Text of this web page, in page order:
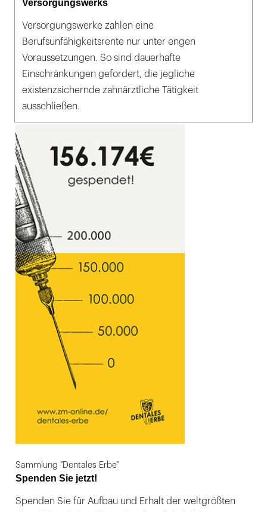
Versorgungswerks
Versorgungswerke zahlen eine
Berufsunfähigkeitsrente nur unter engen
Voraussetzungen. So sind dauerhafte
Einschränkungen gefordert, die jegliche
existenzsichernde zahnärztliche Tätigkeit
ausschließen.
Sammlung "Dentales Erbe"
Spenden Sie jetzt!
Spenden Sie für Aufbau und Erhalt der weltgrößten